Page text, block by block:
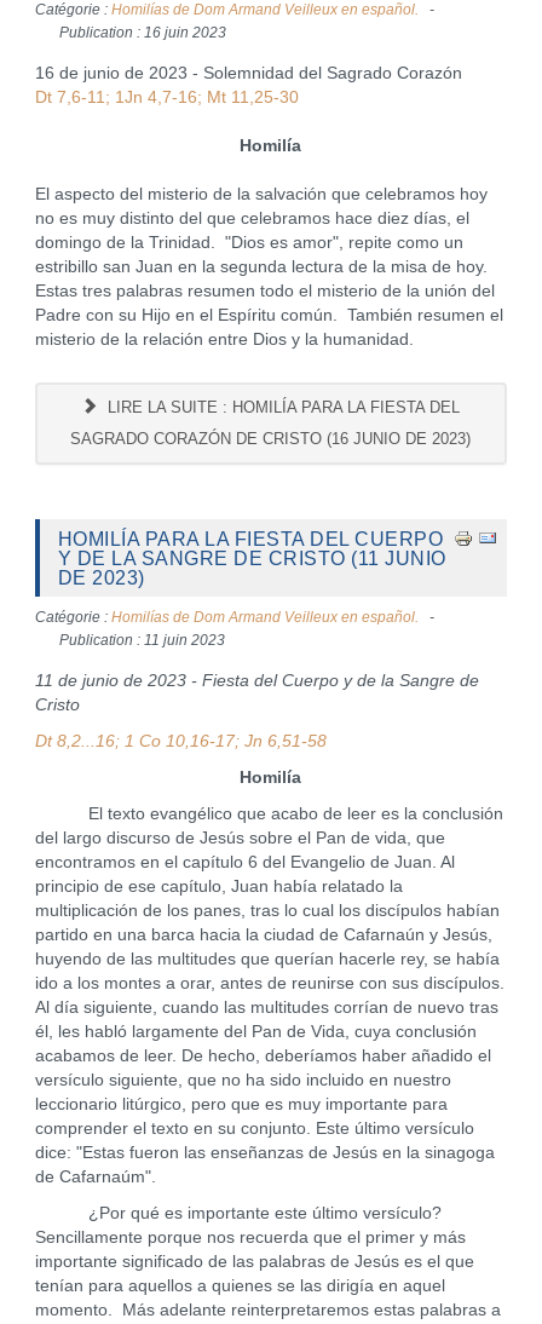
Catégorie : Homilías de Dom Armand Veilleux en español.
Publication : 16 juin 2023
16 de junio de 2023 - Solemnidad del Sagrado Corazón
Dt 7,6-11; 1Jn 4,7-16; Mt 11,25-30
Homilía
El aspecto del misterio de la salvación que celebramos hoy
no es muy distinto del que celebramos hace diez días, el
domingo de la Trinidad. "Dios es amor", repite como un
estribillo san Juan en la segunda lectura de la misa de hoy.
Estas tres palabras resumen todo el misterio de la unión del
Padre con su Hijo en el Espíritu común. También resumen el
misterio de la relación entre Dios y la humanidad.
LIRE LA SUITE : HOMILÍA PARA LA FIESTA DEL
SAGRADO CORAZÓN DE CRISTO (16 JUNIO DE 2023)
HOMILÍA PARA LA FIESTA DEL CUERPO
Y DE LA SANGRE DE CRISTO (11 JUNIO
DE 2023)
Catégorie : Homilías de Dom Armand Veilleux en español.
Publication : 11 juin 2023
11 de junio de 2023 - Fiesta del Cuerpo y de la Sangre de
Cristo
Dt 8,2...16; 1 Co 10,16-17; Jn 6,51-58
Homilía
El texto evangélico que acabo de leer es la conclusión
del largo discurso de Jesús sobre el Pan de vida, que
encontramos en el capítulo 6 del Evangelio de Juan. Al
principio de ese capítulo, Juan había relatado la
multiplicación de los panes, tras lo cual los discípulos habían
partido en una barca hacia la ciudad de Cafarnaún y Jesús,
huyendo de las multitudes que querían hacerle rey, se había
ido a los montes a orar, antes de reunirse con sus discípulos.
Al día siguiente, cuando las multitudes corrían de nuevo tras
él, les habló largamente del Pan de Vida, cuya conclusión
acabamos de leer. De hecho, deberíamos haber añadido el
versículo siguiente, que no ha sido incluido en nuestro
leccionario litúrgico, pero que es muy importante para
comprender el texto en su conjunto. Este último versículo
dice: "Estas fueron las enseñanzas de Jesús en la sinagoga
de Cafarnaúm".
¿Por qué es importante este último versículo?
Sencillamente porque nos recuerda que el primer y más
importante significado de las palabras de Jesús es el que
tenían para aquellos a quienes se las dirigía en aquel
momento. Más adelante reinterpretaremos estas palabras a